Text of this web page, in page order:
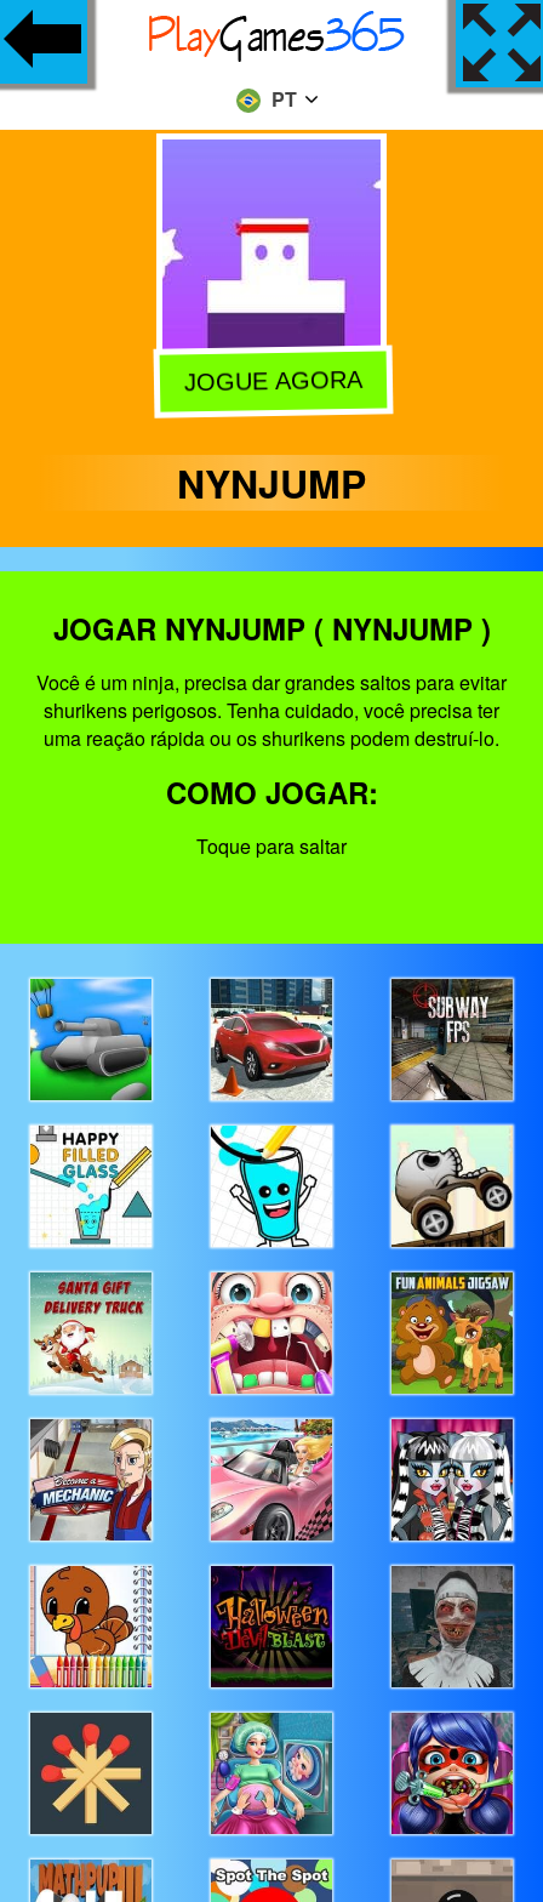
PT
JOGUE AGORA
NYNJUMP
JOGAR NYNJUMP ( NYNJUMP )
Você é um ninja, precisa dar grandes saltos para evitar
shurikens perigosos. Tenha cuidado, você precisa ter
uma reação rápida ou os shurikens podem destruí-lo.
COMO JOGAR:
Toque para saltar